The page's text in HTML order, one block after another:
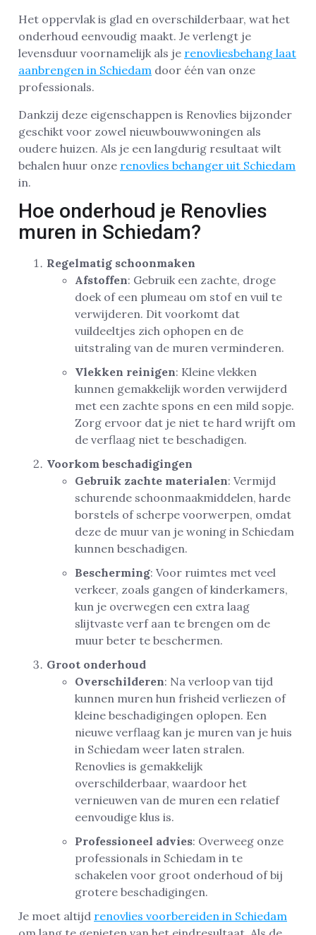
Het oppervlak is glad en overschilderbaar, wat het
onderhoud eenvoudig maakt. Je verlengt je
levensduur voornamelijk als je renovliesbehang laat
aanbrengen in Schiedam door één van onze
professionals.
Dankzij deze eigenschappen is Renovlies bijzonder
geschikt voor zowel nieuwbouwwoningen als
oudere huizen. Als je een langdurig resultaat wilt
behalen huur onze renovlies behanger uit Schiedam
in.
Hoe onderhoud je Renovlies
muren in Schiedam?
Regelmatig schoonmaken
Afstoffen: Gebruik een zachte, droge
doek of een plumeau om stof en vuil te
verwijderen. Dit voorkomt dat
vuildeeltjes zich ophopen en de
uitstraling van de muren verminderen.
Vlekken reinigen: Kleine vlekken
kunnen gemakkelijk worden verwijderd
met een zachte spons en een mild sopje.
Zorg ervoor dat je niet te hard wrijft om
de verflaag niet te beschadigen.
Voorkom beschadigingen
Gebruik zachte materialen: Vermijd
schurende schoonmaakmiddelen, harde
borstels of scherpe voorwerpen, omdat
deze de muur van je woning in Schiedam
kunnen beschadigen.
Bescherming: Voor ruimtes met veel
verkeer, zoals gangen of kinderkamers,
kun je overwegen een extra laag
slijtvaste verf aan te brengen om de
muur beter te beschermen.
Groot onderhoud
Overschilderen: Na verloop van tijd
kunnen muren hun frisheid verliezen of
kleine beschadigingen oplopen. Een
nieuwe verflaag kan je muren van je huis
in Schiedam weer laten stralen.
Renovlies is gemakkelijk
overschilderbaar, waardoor het
vernieuwen van de muren een relatief
eenvoudige klus is.
Professioneel advies: Overweeg onze
professionals in Schiedam in te
schakelen voor groot onderhoud of bij
grotere beschadigingen.
Je moet altijd renovlies voorbereiden in Schiedam